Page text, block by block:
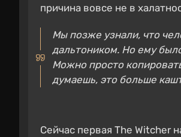
причина вовсе не в
Мы позже узнали, что
дальтоником. Но ему
Можно просто
думаешь, это больше
Сейчас первая The Witcher